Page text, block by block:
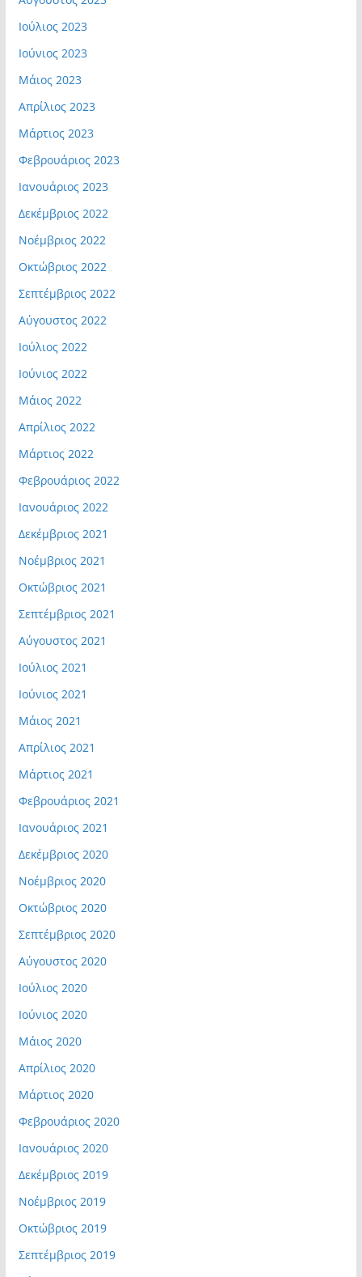
Ιούλιος 2023
Ιούνιος 2023
Μάιος 2023
Απρίλιος 2023
Μάρτιος 2023
Φεβρουάριος 2023
Ιανουάριος 2023
Δεκέμβριος 2022
Νοέμβριος 2022
Οκτώβριος 2022
Σεπτέμβριος 2022
Αύγουστος 2022
Ιούλιος 2022
Ιούνιος 2022
Μάιος 2022
Απρίλιος 2022
Μάρτιος 2022
Φεβρουάριος 2022
Ιανουάριος 2022
Δεκέμβριος 2021
Νοέμβριος 2021
Οκτώβριος 2021
Σεπτέμβριος 2021
Αύγουστος 2021
Ιούλιος 2021
Ιούνιος 2021
Μάιος 2021
Απρίλιος 2021
Μάρτιος 2021
Φεβρουάριος 2021
Ιανουάριος 2021
Δεκέμβριος 2020
Νοέμβριος 2020
Οκτώβριος 2020
Σεπτέμβριος 2020
Αύγουστος 2020
Ιούλιος 2020
Ιούνιος 2020
Μάιος 2020
Απρίλιος 2020
Μάρτιος 2020
Φεβρουάριος 2020
Ιανουάριος 2020
Δεκέμβριος 2019
Νοέμβριος 2019
Οκτώβριος 2019
Σεπτέμβριος 2019